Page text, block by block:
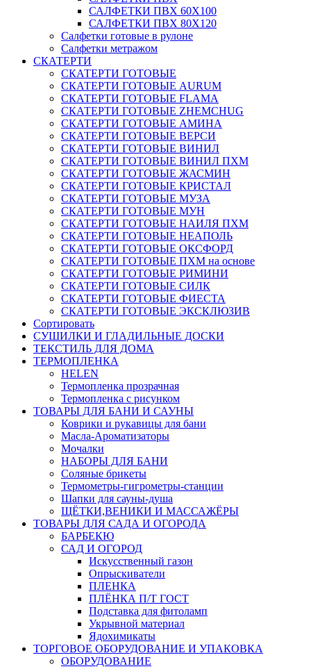
САЛФЕТКИ ПВХ 60Х100
САЛФЕТКИ ПВХ 80Х120
Салфетки готовые в рулоне
Салфетки метражом
СКАТЕРТИ
СКАТЕРТИ ГОТОВЫЕ
СКАТЕРТИ ГОТОВЫЕ AURUM
СКАТЕРТИ ГОТОВЫЕ FLAMA
СКАТЕРТИ ГОТОВЫЕ ZHEMCHUG
СКАТЕРТИ ГОТОВЫЕ АМИНА
СКАТЕРТИ ГОТОВЫЕ ВЕРСИ
СКАТЕРТИ ГОТОВЫЕ ВИНИЛ
СКАТЕРТИ ГОТОВЫЕ ВИНИЛ ПХМ
СКАТЕРТИ ГОТОВЫЕ ЖАСМИН
СКАТЕРТИ ГОТОВЫЕ КРИСТАЛ
СКАТЕРТИ ГОТОВЫЕ МУЗА
СКАТЕРТИ ГОТОВЫЕ МУН
СКАТЕРТИ ГОТОВЫЕ НАИЛЯ ПХМ
СКАТЕРТИ ГОТОВЫЕ НЕАПОЛЬ
СКАТЕРТИ ГОТОВЫЕ ОКСФОРД
СКАТЕРТИ ГОТОВЫЕ ПХМ на основе
СКАТЕРТИ ГОТОВЫЕ РИМИНИ
СКАТЕРТИ ГОТОВЫЕ СИЛК
СКАТЕРТИ ГОТОВЫЕ ФИЕСТА
СКАТЕРТИ ГОТОВЫЕ ЭКСКЛЮЗИВ
Сортировать
СУШИЛКИ И ГЛАДИЛЬНЫЕ ДОСКИ
ТЕКСТИЛЬ ДЛЯ ДОМА
ТЕРМОПЛЕНКА
HELEN
Термопленка прозрачная
Термопленка с рисунком
ТОВАРЫ ДЛЯ БАНИ И САУНЫ
Коврики и рукавицы для бани
Масла-Aроматизаторы
Мочалки
НАБОРЫ ДЛЯ БАНИ
Соляные брикеты
Термометры-гигрометры-станции
Шапки для сауны-душа
ЩЁТКИ,ВЕНИКИ И МАССАЖЁРЫ
ТОВАРЫ ДЛЯ САДА И ОГОРОДА
БАРБЕКЮ
САД И ОГОРОД
Искусственный газон
Опрыскиватели
ПЛЕНКА
ПЛЁНКА П/Т ГОСТ
Подставка для фитоламп
Укрывной материал
Ядохимикаты
ТОРГОВОЕ ОБОРУДОВАНИЕ И УПАКОВКА
ОБОРУДОВАНИЕ